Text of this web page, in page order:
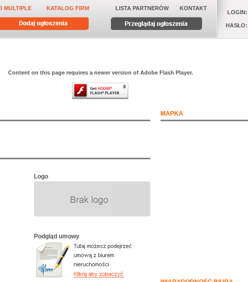
MULTIPLE KATALOG FIRM LISTA PARTNERÓW KONTAKT
LOGIN:
HASŁO:
Content on this page requires a newer version of Adobe Flash Player.
Logo
Podgląd umowy
MAPKA